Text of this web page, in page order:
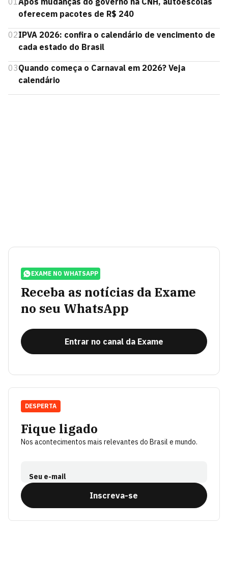
oferecem pacotes de R$ 240
02IPVA 2026: confira o calendário de vencimento de
cada estado do Brasil
03Quando começa o Carnaval em 2026? Veja
calendário
EXAME NO WHATSAPP
Receba as notícias da Exame
no seu WhatsApp
Entrar no canal da Exame
Fique ligado
Nos acontecimentos mais relevantes do Brasil e mundo.
Seu e-mail
Inscreva-se
DESPERTA